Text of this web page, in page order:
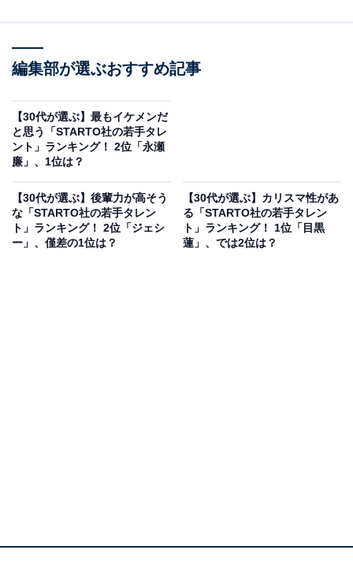
King & Princeのメンバーとして活躍しながら、俳優業で
ながらも、シリアスな役柄から等身大のキャラクターま
で幅広いジャンルに挑戦し、演技派アイドルとしての評
価を着実に高めています。
アンケート回答者からは、「俳優さんに混ざってても、
全く違和感がありませんでした」（30代女性／北海
編集部が選ぶおすすめ記事
【30代が選ぶ】最もイケメンだ
と思う「STARTO社の若手タレ
ント」ランキング！ 2位「永瀬
廉」、1位は？
【30代が選ぶ】後輩力が高そう
な「STARTO社の若手タレン
ト」ランキング！ 2位「ジェシ
ー」、僅差の1位は？
【30代が選ぶ】カリスマ性があ
る「STARTO社の若手タレン
ト」ランキング！ 1位「目黒
蓮」、では2位は？